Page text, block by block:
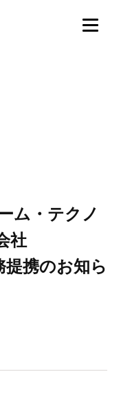
ム・テクノ
社
携のお知ら